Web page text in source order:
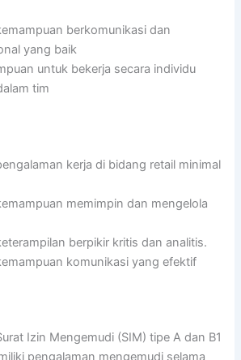
berkomunikasi dan
yang baik
untuk bekerja secara individu
tim
kerja di bidang retail minimal
memimpin dan mengelola
berpikir kritis dan analitis.
komunikasi yang efektif
Izin Mengemudi (SIM) tipe A dan B1
pengalaman mengemudi selama